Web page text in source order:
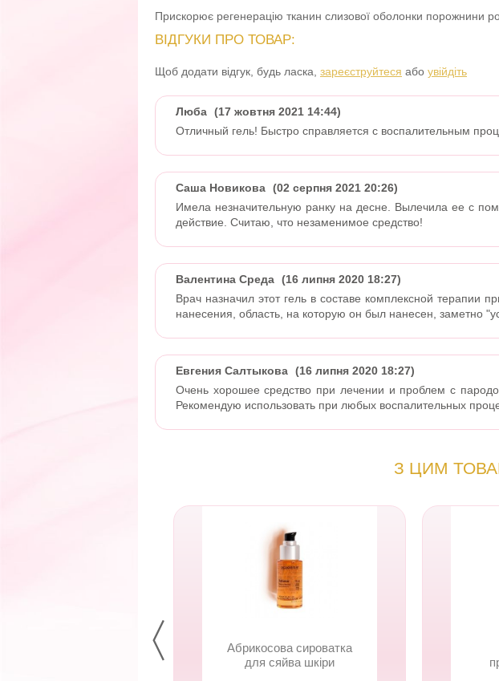
Прискорює регенерацію тканин слизової оболонки порожнини
ВІДГУКИ ПРО ТОВАР:
Щоб додати відгук, будь ласка, зареєструйтеся або увійдіть
Люба (17 жовтня 2021 14:44)
Отличный гель! Быстро справляется с воспалительным
Саша Новикова (02 серпня 2021 20:26)
Имела незначительную ранку на десне. Вылечила ее с
действие. Считаю, что незаменимое средство!
Валентина Среда (16 липня 2020 18:27)
Врач назначил этот гель в составе комплексной
нанесения, область, на которую он был нанесен, заметно
Евгения Салтыкова (16 липня 2020 18:27)
Очень хорошее средство при лечении и проблем с
Рекомендую использовать при любых воспалительных
З ЦИМ
Абрикосова сироватка
для сяйва шкіри